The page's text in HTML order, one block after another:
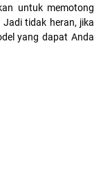
untuk memotong
Jadi tidak heran, jika
yang dapat Anda